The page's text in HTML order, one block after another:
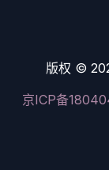
版权 ©
京ICP备